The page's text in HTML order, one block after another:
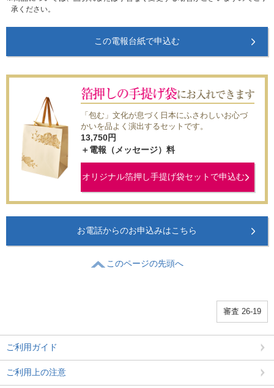
承ください。
この電報台紙で申込む
「包む」文化が息づく日本にふさわしいお心づ
かいを品よく演出するセットです。
13,750 円
＋電報（メッセージ）料
オリジナル箔押し手提げ袋セットで申込む
お電話からのお申込みはこちら
このページの先頭へ
審査 26-19
ご利用ガイド
ご利用上の注意